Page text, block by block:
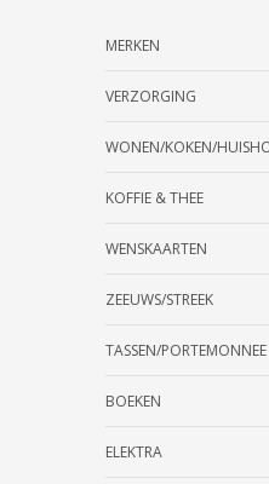
MERKEN
VERZORGING
WONEN/KOKEN/
KOFFIE & THEE
WENSKAARTEN
ZEEUWS/STREEK
TASSEN/PORTEMONNEE
BOEKEN
ELEKTRA